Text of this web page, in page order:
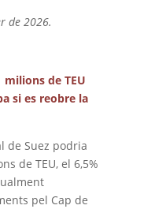
de 2026.
milions de TEU
si es reobre la
de Suez podria
de TEU, el 6,5%
pel Cap de